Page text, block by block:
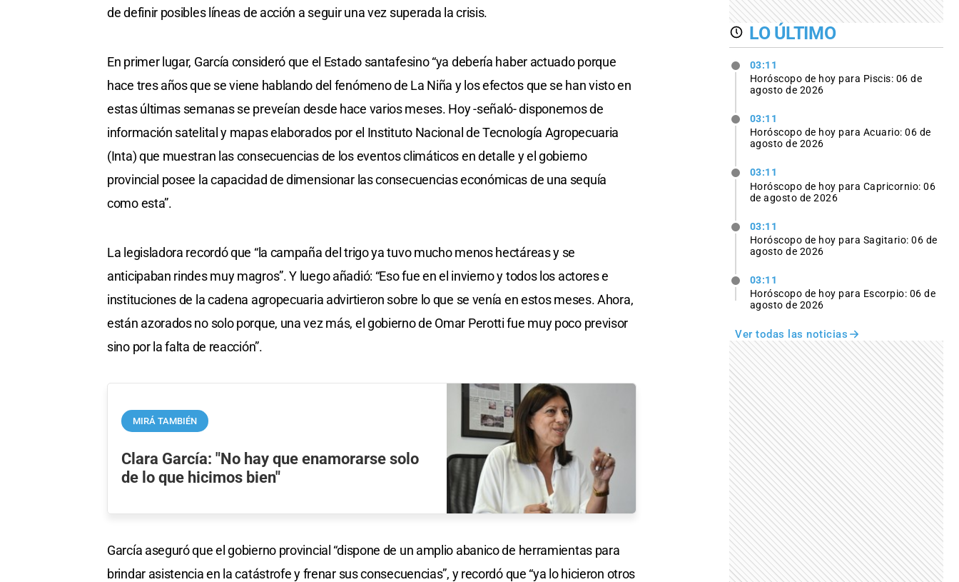
de definir posibles líneas de acción a seguir una vez superada la crisis.
En primer lugar, García consideró que el Estado santafesino “ya debería haber actuado porque
hace tres años que se viene hablando del fenómeno de La Niña y los efectos que se han visto en
estas últimas semanas se preveían desde hace varios meses. Hoy -señaló- disponemos de
información satelital y mapas elaborados por el Instituto Nacional de Tecnología Agropecuaria
(Inta) que muestran las consecuencias de los eventos climáticos en detalle y el gobierno
provincial posee la capacidad de dimensionar las consecuencias económicas de una sequía
como esta”.
La legisladora recordó que “la campaña del trigo ya tuvo mucho menos hectáreas y se
anticipaban rindes muy magros”. Y luego añadió: “Eso fue en el invierno y todos los actores e
instituciones de la cadena agropecuaria advirtieron sobre lo que se venía en estos meses. Ahora,
están azorados no solo porque, una vez más, el gobierno de Omar Perotti fue muy poco previsor
sino por la falta de reacción”.
MIRÁ TAMBIÉN
Clara García: "No hay que enamorarse solo
de lo que hicimos bien"
García aseguró que el gobierno provincial “dispone de un amplio abanico de herramientas para
brindar asistencia en la catástrofe y frenar sus consecuencias”, y recordó que “ya lo hicieron otros
LO ÚLTIMO
03:11
Horóscopo de hoy para Piscis: 06 de
agosto de 2026
03:11
Horóscopo de hoy para Acuario: 06 de
agosto de 2026
03:11
Horóscopo de hoy para Capricornio: 06
de agosto de 2026
03:11
Horóscopo de hoy para Sagitario: 06 de
agosto de 2026
03:11
Horóscopo de hoy para Escorpio: 06 de
agosto de 2026
Ver todas las noticias